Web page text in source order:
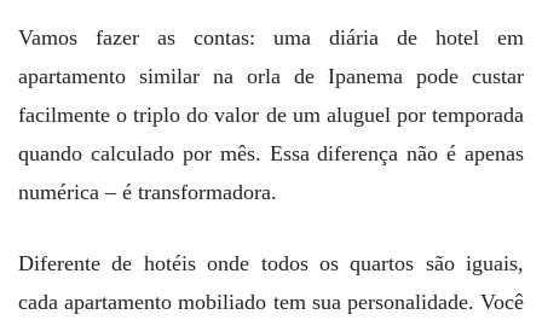
Vamos fazer as contas: uma diária de hotel em
apartamento similar na orla de Ipanema pode custar
facilmente o triplo do valor de um aluguel por temporada
quando calculado por mês. Essa diferença não é apenas
numérica – é transformadora.
Diferente de hotéis onde todos os quartos são iguais,
cada apartamento mobiliado tem sua personalidade. Você